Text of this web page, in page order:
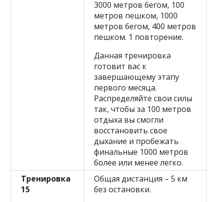
3000 метров бегом, 100
метров пешком, 1000
метров бегом, 400 метров
пешком. 1 повторение.
Данная тренировка
готовит вас к
завершающему этапу
первого месяца.
Распределяйте свои силы
так, чтобы за 100 метров
отдыха вы смогли
восстановить свое
дыхание и пробежать
финальные 1000 метров
более или менее легко.
Тренировка
15
Общая дистанция – 5 км
без остановки.